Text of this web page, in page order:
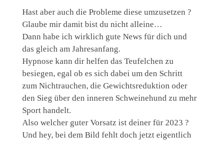
Hast aber auch die Probleme diese umzusetzen ?
Glaube mir damit bist du nicht alleine…
Dann habe ich wirklich gute News für dich und
das gleich am Jahresanfang.
Hypnose kann dir helfen das Teufelchen zu
besiegen, egal ob es sich dabei um den Schritt
zum Nichtrauchen, die Gewichtsreduktion oder
den Sieg über den inneren Schweinehund zu mehr
Sport handelt.
Also welcher guter Vorsatz ist deiner für 2023 ?
Und hey, bei dem Bild fehlt doch jetzt eigentlich